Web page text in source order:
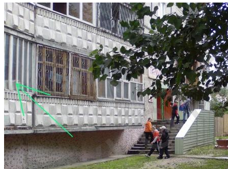
Продается 1 комн новостройка в
районе
1 комнатная новосторойка Тюменском мкр. 46кв.м. общая
площадь, кухня 13кв.м. Окна кедр, сейф двери.
сдача ноябрь 2011г. Цена 2250000р.
Срочно продается общежитие!
Срочно продается общежитие по улице Харьковская.
хорошее. Остается вся мебель. Окна пластик, лоджия под